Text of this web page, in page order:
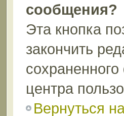
сообщения?
Эта кнопка
закончить
центра
Вернуться